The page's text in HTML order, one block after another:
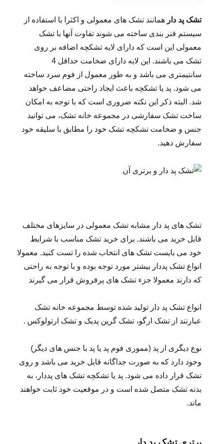
تشک پد دار همانند تشک های معمولی و اکثرا با استفاده از
سیستم فنر بندی ساخته می شوند تفاوت آنها با تشک
معمولی این است که دارای لایه تشکچه اضافه بر روی
تشک می باشند. این لایه دارای ضخامت حداقل 4
سانتیمتری می باشد و به طور معمول از فوم سرد ساخته
می شود. پد یا تشکچه باعث ایجاد راحتی مضاعف خواهد
شد. البته ذکر این نکته ضروری است که با توجه به امکان
ساخت تشک سفارشی در مجموعه خانه تشک، می توانید
جنس و ضخامت تشکچه تشک خود را مطابق با سلیقه خود
سفارش دهید.
تشک های پد دار مشابه تشک معمولی در سایزهای مختلف
قابل خرید می باشند. برای خرید تشک مناسب با شرایط
خود می بایست تشک های انتخاب شده را تست کنید. معمولا
انواع تشک پددار بیشتر مورد توجه بوده و با توجه به راحتی
که دارند معمولا جزء تشک های پرفروش قرار می گیرند
انواع تشک پد دار تولید شده توسط مجموعه خانه تشک
عبارتند از تشک ارگو، تشک گرین پدیک و تشک ارتولوکس .
نوع دیگری از پد (مموری فوم پد یا پد با جنس های دیگر)
وجود دارد که به صورت جداگانه قابل خرید می باشد و روی
تشک قرار داده می شود. پد یا تشکچه تشک های پددار، به
بدنه تشک متصل شده است و در موقعیت خود ثابت خواهند
ماند.